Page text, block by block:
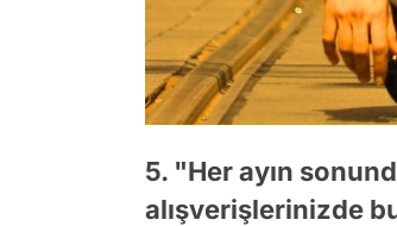
5. "Her ayın
alışverişlerinizde